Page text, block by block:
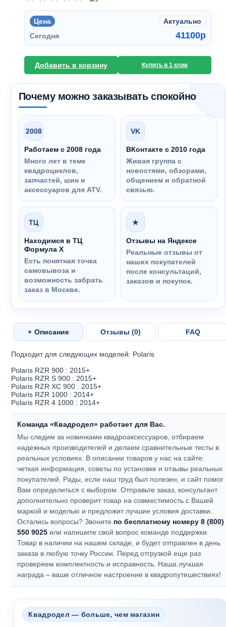
Цена
Актуально
Сегодня
41100p
Добавить в корзину Купить в 1 клик
Почему можно заказывать спокойно
2008
Работаем с 2008 года
Много лет в теме
квадроциклов,
запчастей, шин и
аксессуаров для ATV.
VK
ВКонтакте с 2010 года
Живая группа с
новостями, обзорами,
общением и обратной
связью.
ТЦ
Находимся в ТЦ
Формула Х
Есть понятная точка
самовывоза и
возможность забрать
заказ в Москве.
★
Отзывы на Яндексе
Реальные отзывы от
наших покупателей
после консультаций,
заказов и покупок.
Описание Отзывы (0) FAQ
Подходит для следующих моделей: Polaris
Polaris RZR 900 : 2015+
Polaris RZR S 900 : 2015+
Polaris RZR XC 900 : 2015+
Polaris RZR 1000 : 2014+
Polaris RZR 4 1000 : 2014+
Команда «Квадродел» работает для Вас.
Мы следим за новинками квадроаксессуаров, отбираем
надежных производителей и делаем сравнительные тесты в
реальных условиях. В описании товаров у нас на сайте:
четкая информация, советы по установке и отзывы реальных
покупателей. Рады, если наш труд был полезен, и сайт помог
Вам определиться с выбором.Отправьте заказ, консультант
дополнительно проверит товар на совместимость с Вашей
маркой и моделью и предложит лучшие условия доставки.
Остались вопросы? Звоните по бесплатному номеру 8 (800)
550 9025 или напишите свой вопрос команде поддержки.
Товар в наличии на нашем складе, и будет отправлен в день
заказа в любую точку России. Перед отгрузкой еще раз
проверяем комплектность и исправность. Наша лучшая
награда – ваше отличное настроение в квадропутешествиях!
Квадродел — больше, чем магазин